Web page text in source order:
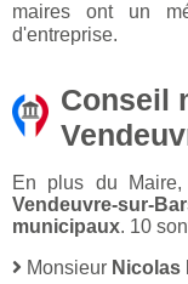
maires ont un
d'entreprise.
Conseil
En plus du
Vendeuvre-sur-
municipaux. 10
Monsieur Nicolas